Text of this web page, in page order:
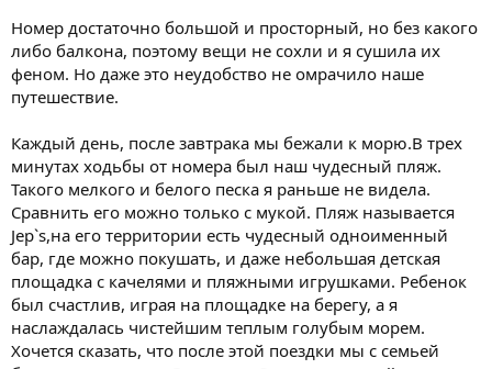
Номер достаточно большой и просторный, но без какого
либо балкона, поэтому вещи не сохли и я сушила их
феном. Но даже это неудобство не омрачило наше
путешествие.
Каждый день, после завтрака мы бежали к морю.В трех
минутах ходьбы от номера был наш чудесный пляж.
Такого мелкого и белого песка я раньше не видела.
Сравнить его можно только с мукой. Пляж называется
Jep`s,на его территории есть чудесный одноименный
бар, где можно покушать, и даже небольшая детская
площадка с качелями и пляжными игрушками. Ребенок
был счастлив, играя на площадке на берегу, а я
наслаждалась чистейшим теплым голубым морем.
Хочется сказать, что после этой поездки мы с семьей